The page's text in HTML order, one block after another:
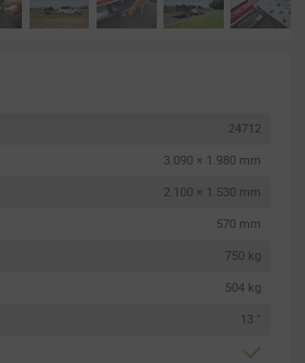
24712
3.090 × 1.980 mm
2.100 × 1.530 mm
570 mm
750 kg
504 kg
13 "